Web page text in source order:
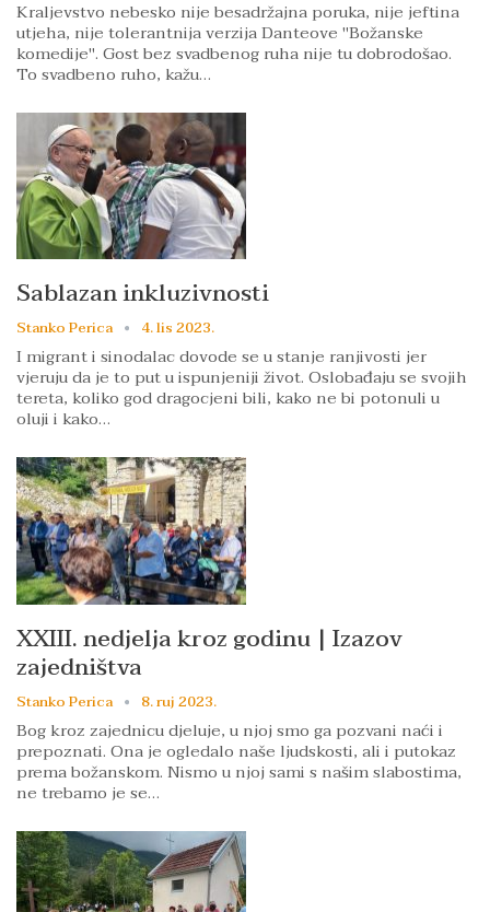
Kraljevstvo nebesko nije besadržajna poruka, nije jeftina
utjeha, nije tolerantnija verzija Danteove "Božanske
komedije". Gost bez svadbenog ruha nije tu dobrodošao.
To svadbeno ruho, kažu…
Sablazan inkluzivnosti
Stanko Perica 4. lis 2023.
I migrant i sinodalac dovode se u stanje ranjivosti jer
vjeruju da je to put u ispunjeniji život. Oslobađaju se svojih
tereta, koliko god dragocjeni bili, kako ne bi potonuli u
oluji i kako…
XXIII. nedjelja kroz godinu | Izazov
zajedništva
Stanko Perica 8. ruj 2023.
Bog kroz zajednicu djeluje, u njoj smo ga pozvani naći i
prepoznati. Ona je ogledalo naše ljudskosti, ali i putokaz
prema božanskom. Nismo u njoj sami s našim slabostima,
ne trebamo je se…